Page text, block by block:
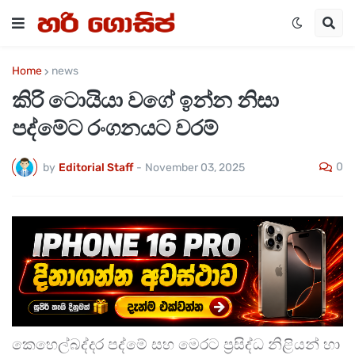
Home news
කිරි ටොයියා වගේ ඉන්න නිසා
පද්මේට රංගනයට වරම්
by Editorial Staff - November 03, 2025 0
කෙහෙල්බද්දර පද්මේ සහ මෙරට ප්‍රසිද්ධ නිළියන් හා